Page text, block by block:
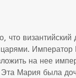
что
царями.
на нее
Мария была